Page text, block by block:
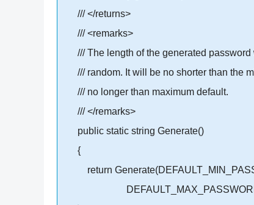
/// </returns>
/// <remarks>
/// The length of the generated password
/// random. It will be no shorter than the
/// no longer than maximum default.
/// </remarks>
public static string Generate()
{
return